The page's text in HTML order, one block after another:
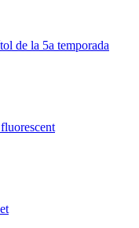
de la 5a temporada